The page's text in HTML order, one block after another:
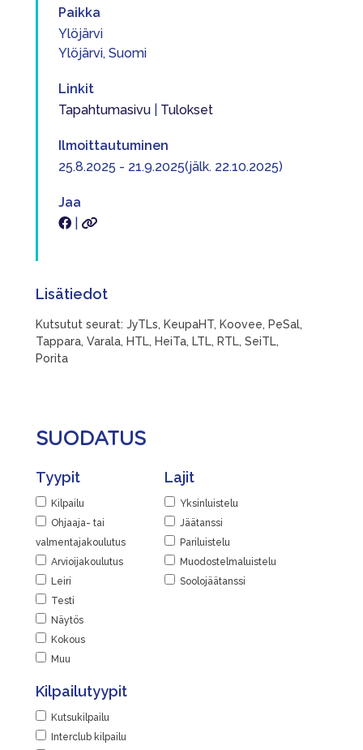
Paikka
Ylöjärvi
Ylöjärvi, Suomi
Linkit
Tapahtumasivu
Tulokset
Ilmoittautuminen
25.8.2025 - 21.9.2025(jälk. 22.10.2025)
Jaa
Lisätiedot
Kutsutut seurat: JyTLs, KeupaHT, Koovee, PeSal,
Tappara, Varala, HTL, HeiTa, LTL, RTL, SeiTL,
Porita
SUODATUS
Tyypit
Kilpailu
Ohjaaja- tai
valmentajakoulutus
Arvioijakoulutus
Leiri
Testi
Näytös
Kokous
Muu
Lajit
Yksinluistelu
Jäätanssi
Pariluistelu
Muodostelmaluistelu
Soolojäätanssi
Kilpailutyypit
Kutsukilpailu
Interclub kilpailu